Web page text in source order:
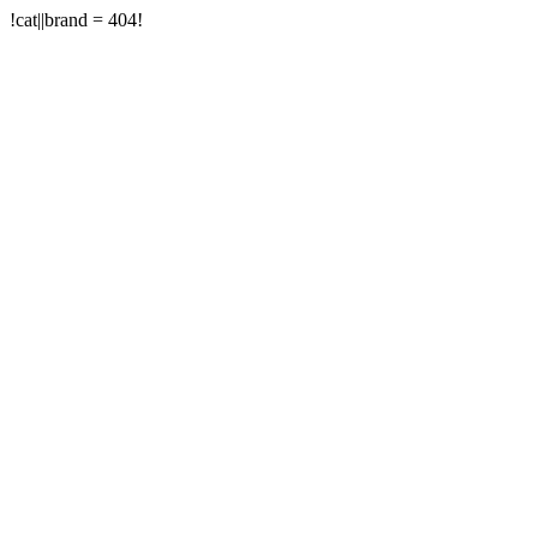
!cat||brand = 404!